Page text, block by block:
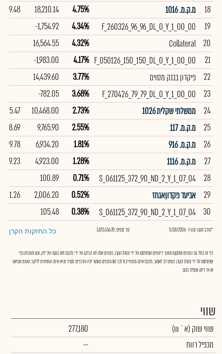
18
מ.ק.מ. 1016 4.75%
18,210.14
99.48
19
F_260326_96_96_DL_0_Y_1_00_00
4.34%
-1,754.92
20
Collateral
4.32%
16,564.55
21
F_050126_150_150_DL_0_Y_1_00_00
4.17%
-1,983.00
22
פיקדון בבנק מסוים 3.77%
14,439.60
23
F_270426_79_79_DL_0_Y_1_00_00
3.68%
-782.05
24
ממשלתי שקלית 1026 2.73%
10,468.00
105.47
25
מ.ק.מ. 117 2.55%
9,765.90
98.69
26
מ.ק.מ. 916 1.81%
6,934.20
99.78
27
מ.ק.מ. 1116 1.28%
4,923.00
99.23
28
S_061125_372_90_ND_2_Y_1_07_04
0.71%
100.89
29
אביעד פקדוןאגחז 0.52%
2,006.20
101.26
30
S_061125_372_90_ND_2_Y_1_07_04
0.38%
105.48
*הרכב הקרן נכון ל- 5/28/2026 סך נכסים: 1,872,456.70 כל החזקות הקרן
דף זה כולל גם נתונים שלוקטו מתוך דיווחים שפורסמו על ידי מנהל הקרן. נתונים אלה לא נבדקו על ידי גלובס ולא בוקרו על ידה, והם מוצגים כפי
שפורסמו על ידי מנהל הקרן. בשים לב לאמור, גלובס אינה מתחייבת לכך שהנתונים כאמור יהיו עדכניים תמיד והיא אינה אחראית לליקוי, טעות שגיאה
או אי דיוק שנפלו בהם.
שווי
שווי שוק (א` ₪)
277,180
מכפיל רווח
--